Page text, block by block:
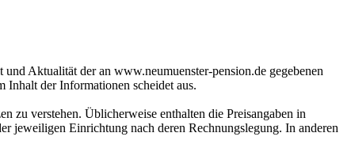
und Aktualität der an www.neumuenster-pension.de gegebenen
Inhalt der Informationen scheidet aus.
zu verstehen. Üblicherweise enthalten die Preisangaben in
jeweiligen Einrichtung nach deren Rechnungslegung. In anderen